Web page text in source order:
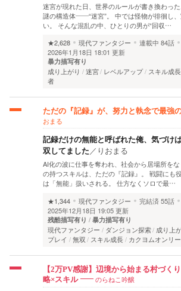
迷宮が現れた日、世界のルールが書き換わっ
謎の構造体――“迷宮”。 中では怪物が徘徊し
い。 そんな混乱の中、ひとりの男が“回収…
★2,628
現代ファンタジー 連載中 84話
2026年1月18日 18:01 更新
暴力描写有り
成り上がり 迷宮 レベルアップ スキル成長
者
ただの『記録』が、努力と執念で最強
おまる
記録だけの無能と呼ばれた俺、気づけ
双してました ／ りおまる
AI化の波に仕事を奪われ、社会から居場所を
の持つスキルは、ただの『記録』。 戦闘にも
は「無能」扱いされる。 仕方なくソロで最…
★1,344
現代ファンタジー 完結済55話
2025年12月18日 19:05 更新
残酷描写有り 暴力描写有り
現代ファンタジー ダンジョン探索 成り上
プレイ
無双 スキル成長 カクヨムオンリー
【2万PV感謝】辺境から始まる村づ
略×スキル
のらねこ吟醸